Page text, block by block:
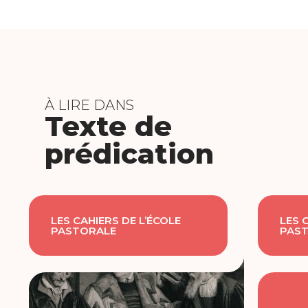
À LIRE DANS
Texte de
prédication
LES CAHIERS DE L’ÉCOLE
PASTORALE
LES